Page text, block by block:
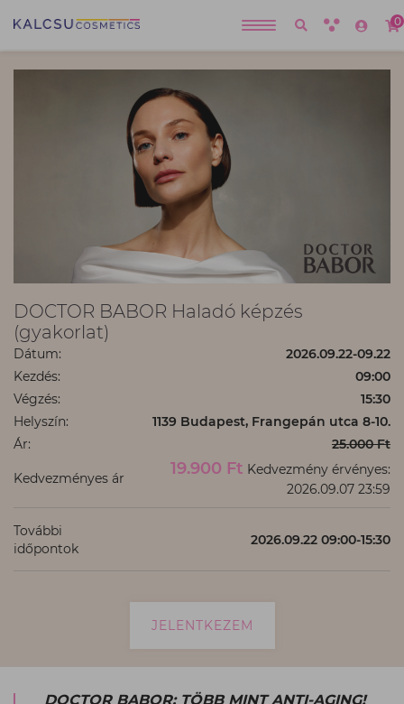
0
DOCTOR BABOR Haladó képzés
(gyakorlat)
Dátum:
2026.09.22-09.22
Kezdés:
09:00
Végzés:
15:30
Helyszín:
1139 Budapest, Frangepán utca 8-10.
Ár:
25.000 Ft
Kedvezményes ár 19.900 Ft Kedvezmény érvényes:
2026.09.07 23:59
További
időpontok
2026.09.22 09:00-15:30
JELENTKEZEM
DOCTOR BABOR: TÖBB MINT ANTI-AGING!